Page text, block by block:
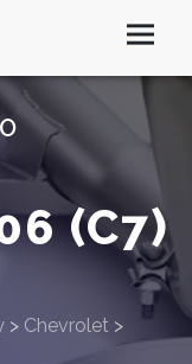
(C7)
> Chevrolet >